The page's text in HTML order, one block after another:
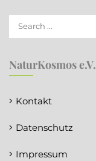
NaturKosmos e.V.
Kontakt
Datenschutz
Impressum